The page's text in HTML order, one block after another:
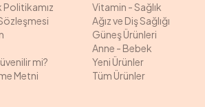
Politikamız
mi?
Metni
Vitamin - Sağlık
Ağız ve Diş Sağlığı
Güneş Ürünleri
Anne - Bebek
Yeni Ürünler
Tüm Ürünler